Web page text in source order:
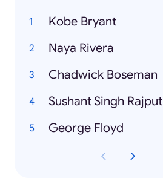
Kobe Bryant
Naya Rivera
Chadwick Boseman
Sushant Singh Rajput
George Floyd